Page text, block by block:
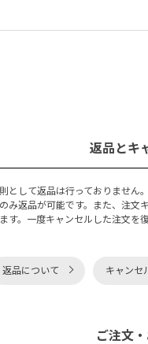
返品とキ
として返品は行っておりません
み返品が可能です。また、注文
す。一度キャンセルした注文を
返品について キャンセ
ご注文